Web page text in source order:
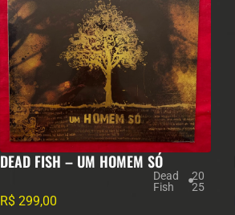
DEAD FISH – UM HOMEM SÓ
Dead
Fish
20
25
R$ 299,00